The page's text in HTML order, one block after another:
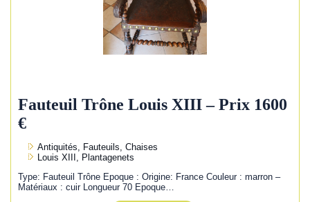
Fauteuil Trône Louis XIII – Prix 1600
€
Antiquités, Fauteuils, Chaises
Louis XIII, Plantagenets
Type: Fauteuil Trône Epoque : Origine: France Couleur : marron –
Matériaux : cuir Longueur 70 Epoque…